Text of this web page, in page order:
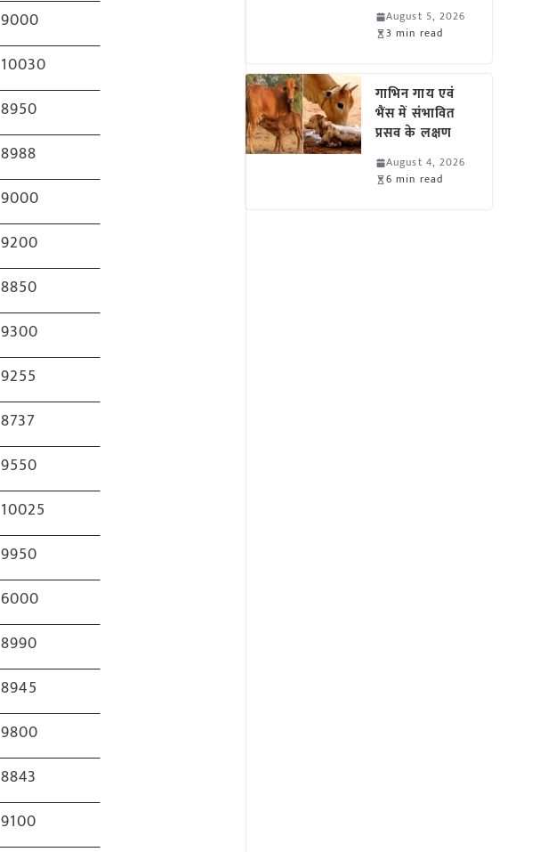
9000
10030
8950
8988
9000
9200
8850
9300
9255
8737
9550
10025
9950
6000
8990
8945
9800
8843
9100
August 5, 2026
3 min read
गाभिन गाय एवं
भैंस में संभावित
प्रसव के लक्षण
August 4, 2026
6 min read